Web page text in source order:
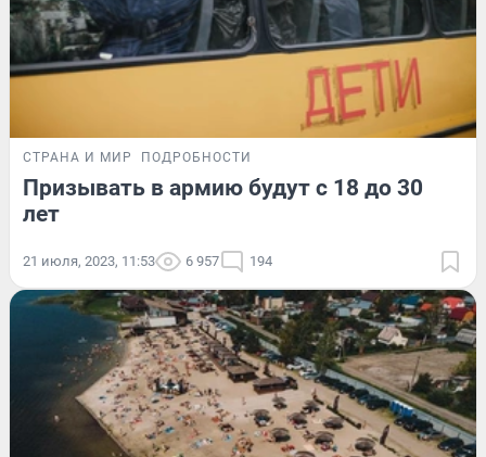
СТРАНА И МИР ПОДРОБНОСТИ
Призывать в армию будут с 18 до 30
лет
21 июля, 2023, 11:53 6 957 194